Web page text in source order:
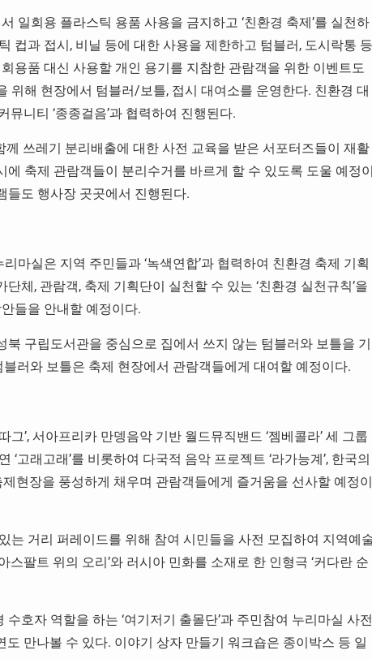
일회용 플라스틱 용품 사용을 금지하고 ‘친환경 축제’를 실천하
컵과 접시, 비닐 등에 대한 사용을 제한하고 텀블러, 도시락통 등
용품 대신 사용할 개인 용기를 지참한 관람객을 위한 이벤트도
위해 현장에서 텀블러/보틀, 접시 대여소를 운영한다. 친환경 대
니티 ‘종종걸음’과 협력하여 진행된다.
께 쓰레기 분리배출에 대한 사전 교육을 받은 서포터즈들이 재활
축제 관람객들이 분리수거를 바르게 할 수 있도록 도울 예정
들도 행사장 곳곳에서 진행된다.
마실은 지역 주민들과 ‘녹색연합’과 협력하여 친환경 축제 기획
체, 관람객, 축제 기획단이 실천할 수 있는 ‘친환경 실천규칙’을
들을 안내할 예정이다.
구립도서관을 중심으로 집에서 쓰지 않는 텀블러와 보틀을 기
러와 보틀은 축제 현장에서 관람객들에게 대여할 예정이다.
그’, 서아프리카 만뎅음악 기반 월드뮤직밴드 ‘젬베콜라’ 세 그룹
고래고래’를 비롯하여 다국적 음악 프로젝트 ‘라가능계’, 한국의
현장을 풍성하게 채우며 관람객들에게 즐거움을 선사할 예정이
는 거리 퍼레이드를 위해 참여 시민들을 사전 모집하여 지역예
팔트 위의 오리’와 러시아 민화를 소재로 한 인형극 ‘커다란 순
호자 역할을 하는 ‘여기저기 출몰단’과 주민참여 누리마실 사전
도 만나볼 수 있다. 이야기 상자 만들기 워크숍은 종이박스 등 일